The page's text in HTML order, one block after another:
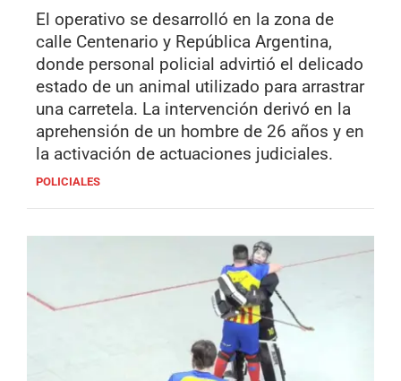
El operativo se desarrolló en la zona de
calle Centenario y República Argentina,
donde personal policial advirtió el delicado
estado de un animal utilizado para arrastrar
una carretela. La intervención derivó en la
aprehensión de un hombre de 26 años y en
la activación de actuaciones judiciales.
POLICIALES